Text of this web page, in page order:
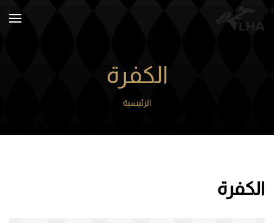
الكفرة
الرئيسية
الكفرة